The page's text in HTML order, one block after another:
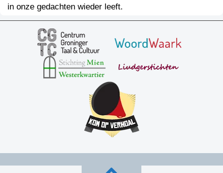
in onze gedachten wieder leeft.